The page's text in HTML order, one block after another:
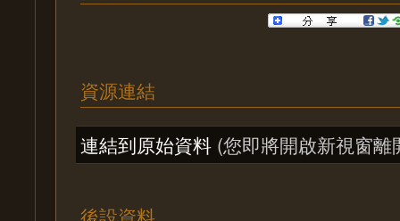
資源連結
連結到原始資料 (您即將開啟新視窗離
後設資料